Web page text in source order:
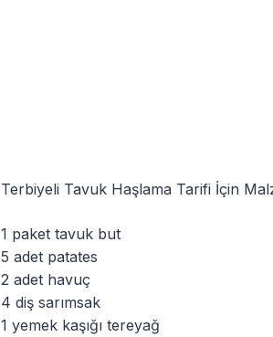
Terbiyeli Tavuk Haşlama Tarifi İçin
1 paket tavuk but
5 adet patates
2 adet havuç
4 diş sarımsak
1 yemek kaşığı tereyağ